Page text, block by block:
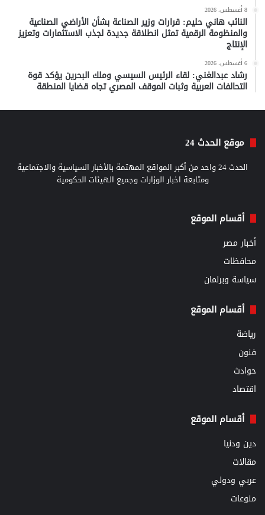
8 أغسطس، 2026
النائب هاني حليم: قرارات وزير الصناعة بشأن الأراضي الصناعية
والمنظومة الرقمية تمثل انطلاقة جديدة لجذب الاستثمارات وتعزيز
الإنتاج
6 أغسطس، 2026
رشاد عبدالغني: لقاء الرئيس السيسي وملك البحرين يؤكد قوة
التحالفات العربية وثبات الموقف المصري تجاه قضايا المنطقة
موقع الحدث 24
الحدث 24 واحد من أكبر المواقع المهتمة بالأخبار السياسية والاجتماعية
ومتابعة اخبار الوزارات وجميع الهيئات الحكومية
أقسام الموقع
أخبار مصر
محافظات
سياسة وبرلمان
أقسام الموقع
رياضة
فنون
حوادث
اقتصاد
أقسام الموقع
دين ودنيا
مقالات
عربي ودولي
منوعات